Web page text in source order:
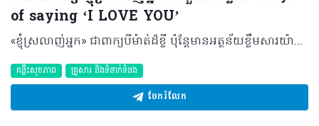
of saying ‘I LOVE YOU’
«ខ្ញុំស្រលាញ់អ្នក» ជាពាក្យបីម៉ាត់ដ៏ខ្លី ប៉ុន្តែមានអត្ថន័យខ្លឹមសារយ៉ាងជ្រាលជ្រៅ ហើយក៏អាចផ្លាស់ប្តូរអារម្មណ៍របស់មនុស្សម្នាក់ឲ្យក្លាយជាបុគ្គលដែលមានក្តីសុខជាងគេ នៅលើភពផែនដីនេះ ជួនកាលទៀតក៏ធ្វើឲ្យគេស្រក់ទឹកភ្នែកដោយមិនដឹងខ្លួនដោយសារតែទឹកចិត្តត្រេកអរ និងរំភើបពេលដែលបានស្តាប់លឺទៀតផង។ ពាក្យបីម៉ាត់នេះគួរតែប្រើឲ្យបានញឹកញាប់ ចំពោះតែមនុស្សម្នាក់ដែលអ្នកគិតថាសំខាន់សម្រាប់របស់អ្នកបានហើយ។ សម្រាប់អត្ថន័យនេះ យើងសូមលើកយកនូវវិធី១៨យ៉ាងដ៏រ៉ូមែនទិកដែលលោកអ្នកអាចនឹងអ​នុវត្ត ដើម្បីបន្ថែមនូវភាពផ្អែមល្អែមដល់ចំណងស្នេហារបស់អ្នកទាំងពីរទៀត ចង់ដឹងថាមានអ្វីខ្លះ?​តោះ! តាមដានជាមួយគ្នា... · និយាយប្រាប់ថាស្រលាញ់ជាមួយនឹងភាសាផ្សេងៗពីគ្នា ៖ សាកនិយាយ ឬផ្ញើរពាក្យទាំងនោះទៅគេ ហើយឲ្យគេស្វែងរកអត្ថន័យដោយខ្លួនឯង នោះស្នាមញញឹមនឹងលេចចេញលើទឹកមុខគេជាមិនខាន។ · ប្រើប្រាស់ពាក្យស្លោក ឬសុភាសិតផ្អែមល្អែម ៖ ប្រសិនបើអ្នកមិនអាចរកនឹកពាក្យសម្តីល្អៗ ឬផ្អែមល្អែមណា ដោយខ្លួនឯងទេ អ្នកអាចរកបានរាប់លានឃ្លានៅលើអ៊ិនធឺណែតក្នុងពេលមិនដល់មួយនាទីផង។ ឮ · ភ្ជាប់ជាមួយនឹងកាដូ ៖ ការជូនកាដូទៅនរណាម្នាក់ជាវិធីងាយបំផុតក្នុងការបញ្ជាក់នូវការព្រួយបារម្ភទៅកាន់គេ ជាជាងការឲ្យតែវត្ថុទទេ អ្នកអាចភ្ជាប់ជាមួយនឹងកាតមួយដែលមានពាក្យថា «ខ្ញុំស្រលាញ់អ្នក»ផងដែរ។ · សាក់ឈ្មោះមនុស្សជាទីស្រលាញ់ ឬពាក្យថា«ស្រលាញ់» ៖ វាជាសញ្ញាមួយដែលនឹងមានអាយុកាលយូរ។ · សរសេរឈ្មោះមនុស្សជាទីស្រលាញ់​ ៖ បើអ្នកមិនហ៊ានប្រថុយនឹងការសាក់ទេអ្នកក៏អាចត្រឹមតែធ្វើការឆ្លាក់ឈ្មោះរបស់គេនៅលើក្រដាស ឬដៃហើយបង្ហាញដល់គេទៅក៏បានដែរ។ · បង្កើតកម្រងរូបភាព ៖ បើអ្នកមានភាពសិល្បៈក្នុងការគូររូបនោះ អ្នកអាចចំណាយពេលខ្លះបង្កើតជាសាច់រឿងស្នេហារបស់អ្នកទាំងពីរ ហើយបន្ថែមនូវកិច្ចសន្ទនាដែលបើកបង្ហាញពីទឹកចិត្តស្នោះស្នេហ៍របស់អ្នកចំពោះគេ។ វាពិតជាគួរឲ្យស្រលាញ់ និងពោរពេញដោយការច្នៃប្រឌិតពិតមែន។ ម្យ៉ាងលោកអ្នកក៏អាចធ្វើការស្វែងរកកម្មវិធីកុំព្យូទ័រណា ដែលជួយអ្នកក្នុងការបំពេញកិច្ចការនេះផងដែរ។ · ប្រើប្រាស់បណ្តាញសង្គម ៖ បង្ហាញពីទឹកចិត្ត និងក្តីស្រលាញ់របស់អ្នកចំពោះគេ តាមរយៈបណ្តាញសង្គមល្បីៗផ្សេងៗ ជាមួយនឹងឃ្លាខ្លីៗ ឬរូបភាពនៃអ្នក និងគេ។ · បង្កើតភាសាសម្ងាត់ ៖ នៅពេលធ្វើការទាក់ទង ឬឆ្លើយឆ្លងគ្នាជាមួយនឹងភាសាសម្ងាត់ដែលមានតែអ្នកទាំងពីរដែលដឹង និងយល់នោះ​ វាក៏រូបភាពមួយដែលគេគ្រប់គ្នាច្រណែនផងដែរ។ ពេលនោះ អ្នកក៏មិនបាច់បារម្ភអំពីការបែកធ្លាយផ្សេងៗទៅកាន់អ្នកដទៃដែរ។ · ប្រើនិមិត្តសញ្ញា ឬភាសាក្រៀម ៖ ” I Love You” គ្រប់ពេលពេក គ្រាន់តែគិតក៏គួរឲ្យធុញ និងជ្រេញដែរ ជួនកាលគេក៏គិតថាអ្នកនិយាយឲ្យតែហើយៗដែរ។ សាកប្រើសញ្ញាផ្សេងៗជំនួសវិញ​ ដូចជាxoxo
គន្លឹះសុខភាព គ្រួសារ​ និងទំនាក់ទំនង
ចែករំលែក